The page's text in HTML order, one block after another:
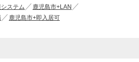
ステム
鹿児島市+LAN
鹿児島市+即入居可